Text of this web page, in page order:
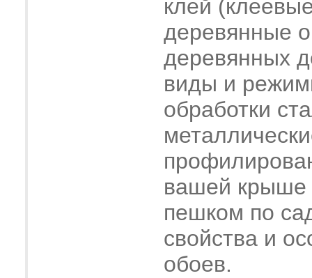
клей
деревянные
деревянных
виды и
обработки
вашей крыше
пешком по
свойства и
обоев.